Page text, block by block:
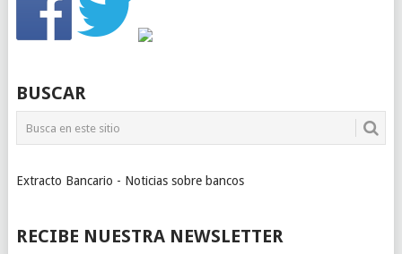
BUSCAR
Extracto Bancario - Noticias sobre bancos
RECIBE NUESTRA NEWSLETTER